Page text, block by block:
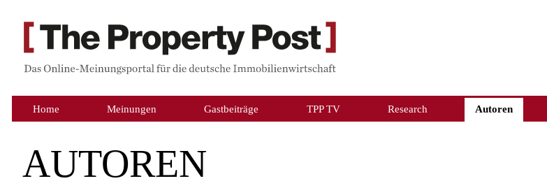
Home Meinungen Gastbeiträge TPP TV Research Autoren
AUTOREN